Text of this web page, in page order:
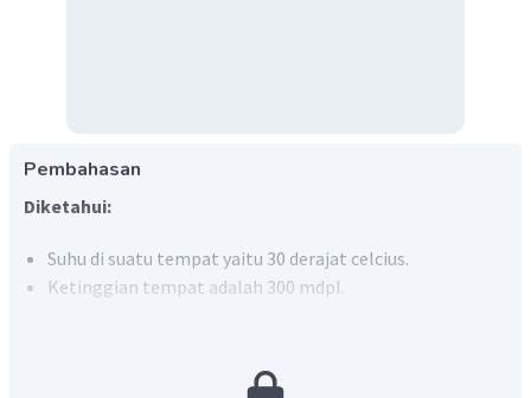
Pembahasan
Diketahui:
Suhu di suatu tempat yaitu 30 derajat celcius.
Ketinggian tempat adalah 300 mdpl.
Berapa temperatur suhu rata-ratanya?